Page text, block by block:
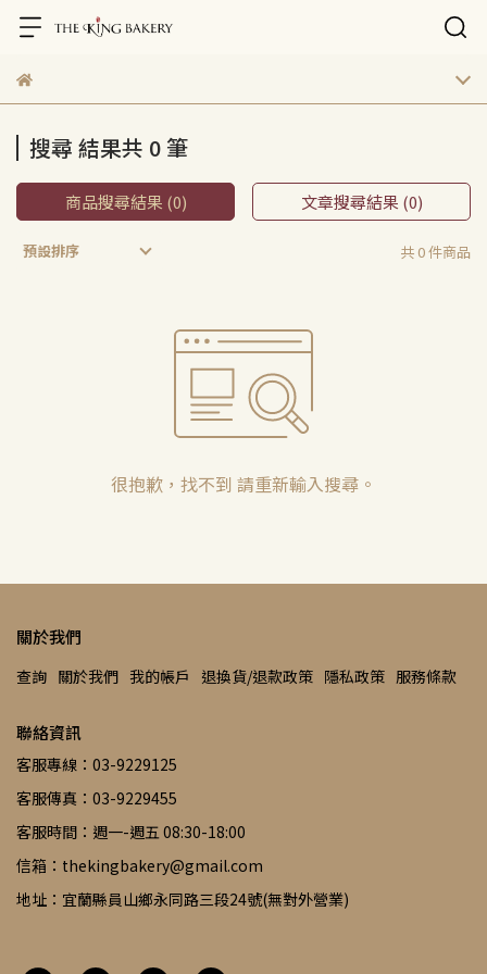
搜尋 結果共 0 筆
商品搜尋結果 (0) 文章搜尋結果 (0)
預設排序 共 0 件商品
很抱歉，找不到 請重新輸入搜尋。
關於我們
查詢 關於我們 我的帳戶 退換貨/退款政策 隱私政策 服務條款
聯絡資訊
客服專線：03-9229125
客服傳真：03-9229455
客服時間：週一-週五 08:30-18:00
信箱：thekingbakery@gmail.com
地址：宜蘭縣員山鄉永同路三段24號(無對外營業)